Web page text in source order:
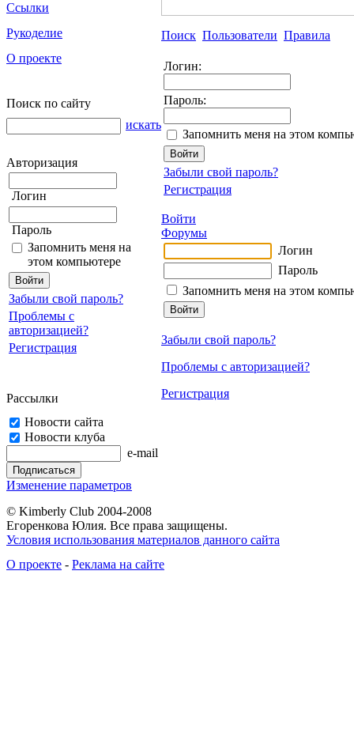
Ссылки
Рукоделие
О проекте
Поиск по сайту
искать
Авторизация
Логин
Пароль
Запомнить меня на
этом компьютере
Забыли свой пароль?
Проблемы с
авторизацией?
Регистрация
Рассылки
Новости сайта
Новости клуба
e-mail
Изменение параметров
Поиск Пользователи Правила
Логин:
Пароль:
Запомнить меня на этом
Забыли свой пароль?
Регистрация
Войти
Форумы
Логин
Пароль
Запомнить меня на этом
Забыли свой пароль?
Проблемы с авторизацией?
Регистрация
© Kimberly Club 2004-2008
Егоренкова Юлия. Все права защищены.
Условия использования материалов данного сайта
О проекте - Реклама на сайте